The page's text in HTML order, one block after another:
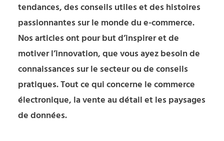
tendances, des conseils utiles et des histoires
passionnantes sur le monde du e-commerce.
Nos articles ont pour but d’inspirer et de
motiver l’innovation, que vous ayez besoin de
connaissances sur le secteur ou de conseils
pratiques. Tout ce qui concerne le commerce
électronique, la vente au détail et les paysages
de données.